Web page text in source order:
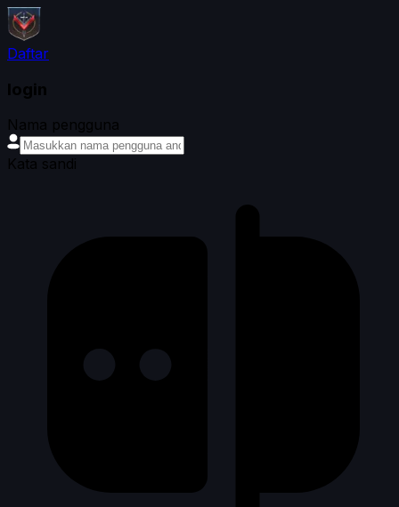
Daftar
login
Nama pengguna
Kata sandi